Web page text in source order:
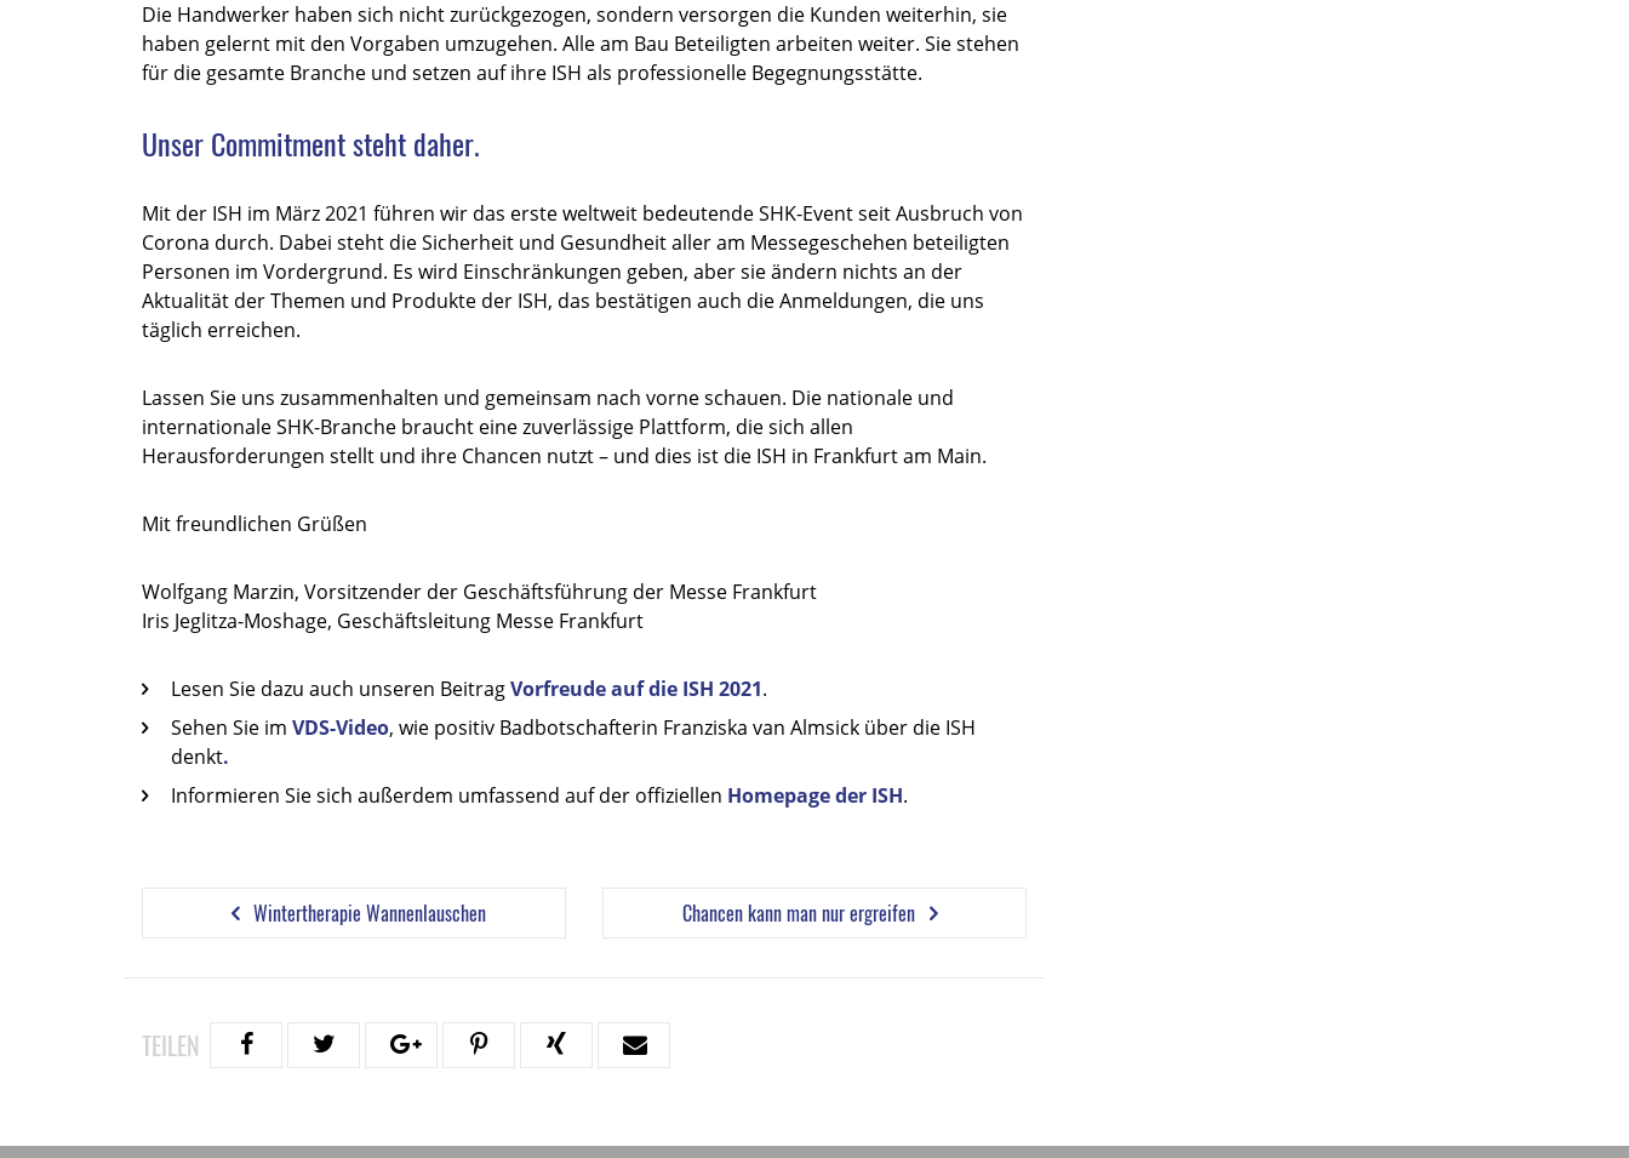
Die Handwerker haben sich nicht zurückgezogen, sondern versorgen die Kunden weiterhin, sie
haben gelernt mit den Vorgaben umzugehen. Alle am Bau Beteiligten arbeiten weiter. Sie stehen
für die gesamte Branche und setzen auf ihre ISH als professionelle Begegnungsstätte.
Unser Commitment steht daher.
Mit der ISH im März 2021 führen wir das erste weltweit bedeutende SHK-Event seit Ausbruch von
Corona durch. Dabei steht die Sicherheit und Gesundheit aller am Messegeschehen beteiligten
Personen im Vordergrund. Es wird Einschränkungen geben, aber sie ändern nichts an der
Aktualität der Themen und Produkte der ISH, das bestätigen auch die Anmeldungen, die uns
täglich erreichen.
Lassen Sie uns zusammenhalten und gemeinsam nach vorne schauen. Die nationale und
internationale SHK-Branche braucht eine zuverlässige Plattform, die sich allen
Herausforderungen stellt und ihre Chancen nutzt – und dies ist die ISH in Frankfurt am Main.
Mit freundlichen Grüßen
Wolfgang Marzin, Vorsitzender der Geschäftsführung der Messe Frankfurt
Iris Jeglitza-Moshage, Geschäftsleitung Messe Frankfurt
Lesen Sie dazu auch unseren BeitragVorfreude auf die ISH 2021.
Sehen Sie imVDS-Video, wie positiv Badbotschafterin Franziska van Almsick über die ISH
denkt.
Informieren Sie sich außerdem umfassend auf der offiziellen Homepage der ISH.
Wintertherapie Wannenlauschen Chancen kann man nur ergreifen
TEILEN